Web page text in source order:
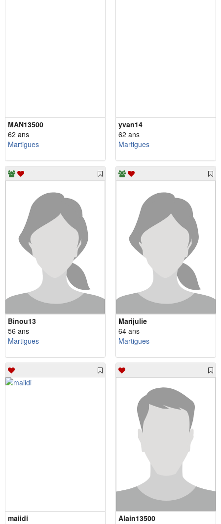
MAN13500
62 ans
Martigues
yvan14
62 ans
Martigues
Binou13
56 ans
Martigues
Marijulie
64 ans
Martigues
maiidi
Alain13500